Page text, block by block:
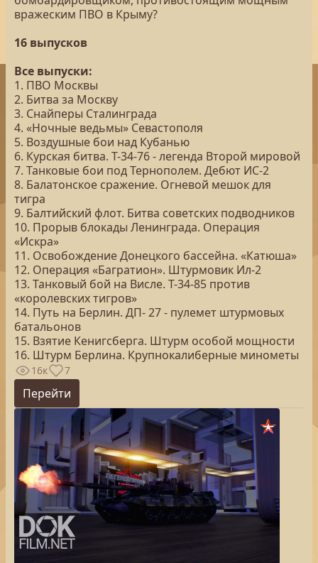
вражеским ПВО в Крыму?
16 выпусков
Все выпуски:
1. ПВО Москвы
2. Битва за Москву
3. Снайперы Сталинграда
4. «Ночные ведьмы» Севастополя
5. Воздушные бои над Кубанью
6. Курская битва. Т-34-76 - легенда Второй мировой
7. Танковые бои под Тернополем. Дебют ИС-2
8. Балатонское сражение. Огневой мешок для
тигра
9. Балтийский флот. Битва советских подводников
10. Прорыв блокады Ленинграда. Операция
«Искра»
11. Освобождение Донецкого бассейна. «Катюша»
12. Операция «Багратион». Штурмовик Ил-2
13. Танковый бой на Висле. Т-34-85 против
«королевских тигров»
14. Путь на Берлин. ДП- 27 - пулемет штурмовых
батальонов
15. Взятие Кенигсберга. Штурм особой мощности
16. Штурм Берлина. Крупнокалиберные минометы
16к 7
Перейти